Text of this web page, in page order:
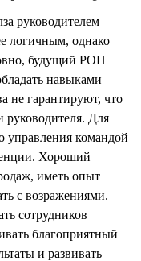
руководителем
логичным, однако
будущий РОП
навыками
не гарантируют, что
руководителя. Для
управления командой
Хороший
иметь опыт
с возражениями.
сотрудников
благоприятный
и развивать